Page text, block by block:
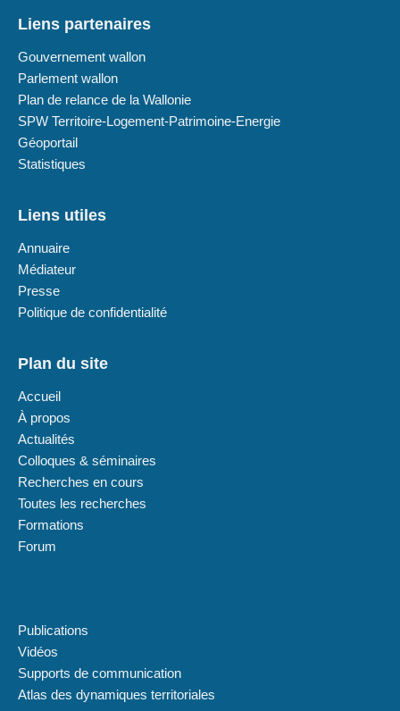
Liens partenaires
Gouvernement wallon
Parlement wallon
Plan de relance de la Wallonie
SPW Territoire-Logement-Patrimoine-Energie
Géoportail
Statistiques
Liens utiles
Annuaire
Médiateur
Presse
Politique de confidentialité
Plan du site
Accueil
À propos
Actualités
Colloques & séminaires
Recherches en cours
Toutes les recherches
Formations
Forum
Publications
Vidéos
Supports de communication
Atlas des dynamiques territoriales